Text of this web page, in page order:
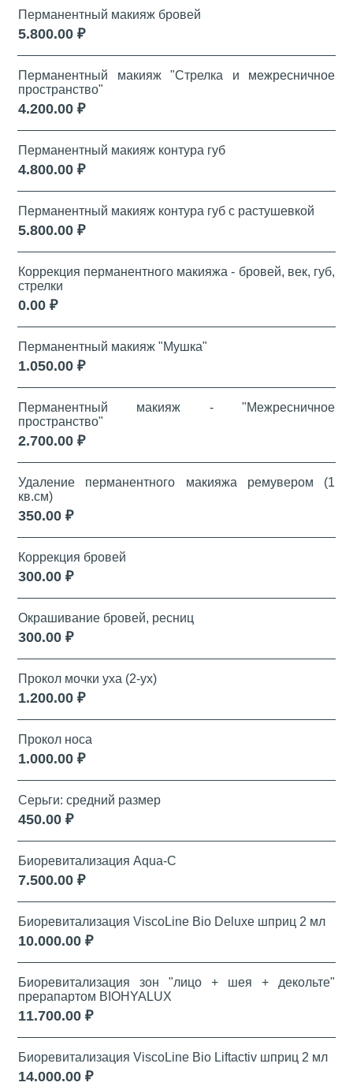
Перманентный макияж бровей
5.800.00 ₽
Перманентный макияж "Стрелка и межресничное
пространство"
4.200.00 ₽
Перманентный макияж контура губ
4.800.00 ₽
Перманентный макияж контура губ с растушевкой
5.800.00 ₽
Коррекция перманентного макияжа - бровей, век, губ,
стрелки
0.00 ₽
Перманентный макияж "Мушка"
1.050.00 ₽
Перманентный макияж - "Межресничное
пространство"
2.700.00 ₽
Удаление перманентного макияжа ремувером (1
кв.см)
350.00 ₽
Коррекция бровей
300.00 ₽
Окрашивание бровей, ресниц
300.00 ₽
Прокол мочки уха (2-ух)
1.200.00 ₽
Прокол носа
1.000.00 ₽
Серьги: средний размер
450.00 ₽
Биоревитализация Aqua-C
7.500.00 ₽
Биоревитализация ViscoLine Bio Deluxe шприц 2 мл
10.000.00 ₽
Биоревитализация зон "лицо + шея + декольте"
прерапартом BIOHYALUX
11.700.00 ₽
Биоревитализация ViscoLine Bio Liftactiv шприц 2 мл
14.000.00 ₽